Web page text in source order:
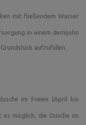
Klimaanlage,
kleiner Kühlschrank,
mit fließendem
an der
Teller, Besteck,
Korkenzieher und
mit fließendem Wasser
in einem demijohn
aufzufüllen.
im Freien (April bis
möglich, die Dusche im